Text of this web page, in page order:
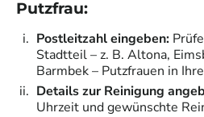
Putzfrau:
Postleitzahl eingeben:
Stadtteil – z. B. Altona,
Barmbek – Putzfrauen in
Details zur Reinigung
Uhrzeit und gewünschte